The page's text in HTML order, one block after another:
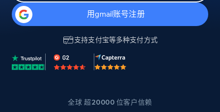
用gmail账号注册
支持支付宝等多种支付方式
全球 超20000 位客户信赖